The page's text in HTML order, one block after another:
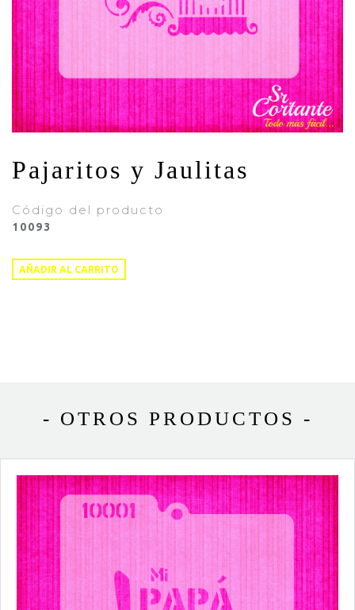
Pajaritos y Jaulitas
Código del producto
10093
AÑADIR AL CARRITO
- OTROS PRODUCTOS -